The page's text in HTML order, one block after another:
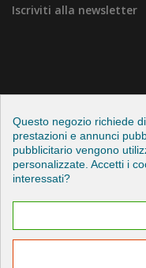
Iscriviti alla newsletter
Categorie
Informazioni
Questo negozio richiede
prestazioni e annunci
pubblicitario vengono
personalizzate. Accetti i
interessati?